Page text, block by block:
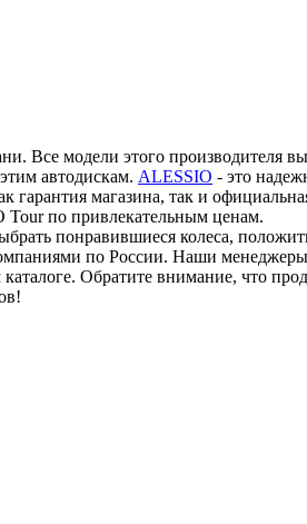
Все модели этого производителя
автодискам. ALESSIO - это
гарантия магазина, так и
Tour по привлекательным ценам.
понравившиеся колеса,
по России. Наши
Обратите внимание, что